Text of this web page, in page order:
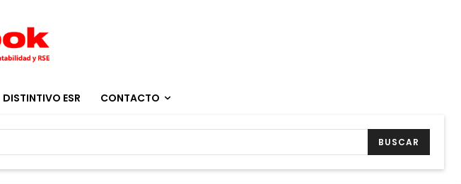
DISTINTIVO ESR CONTACTO
BUSCAR